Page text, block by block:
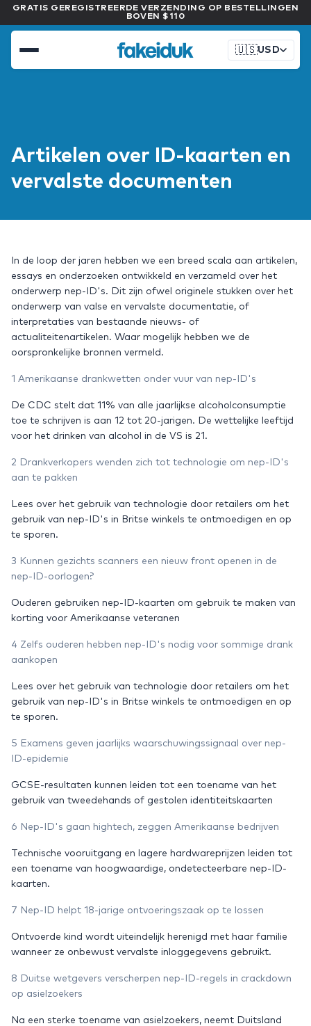
GRATIS GEREGISTREERDE VERZENDING OP BESTELLINGEN
BOVEN $110
🇺🇸USD
Artikelen over ID-kaarten en
vervalste documenten
In de loop der jaren hebben we een breed scala aan artikelen,
essays en onderzoeken ontwikkeld en verzameld over het
onderwerp nep-ID's. Dit zijn ofwel originele stukken over het
onderwerp van valse en vervalste documentatie, of
interpretaties van bestaande nieuws- of
actualiteitenartikelen. Waar mogelijk hebben we de
oorspronkelijke bronnen vermeld.
1 Amerikaanse drankwetten onder vuur van nep-ID's
De CDC stelt dat 11% van alle jaarlijkse alcoholconsumptie
toe te schrijven is aan 12 tot 20-jarigen. De wettelijke leeftijd
voor het drinken van alcohol in de VS is 21.
2 Drankverkopers wenden zich tot technologie om nep-ID's
aan te pakken
Lees over het gebruik van technologie door retailers om het
gebruik van nep-ID's in Britse winkels te ontmoedigen en op
te sporen.
3 Kunnen gezichts scanners een nieuw front openen in de
nep-ID-oorlogen?
Ouderen gebruiken nep-ID-kaarten om gebruik te maken van
korting voor Amerikaanse veteranen
4 Zelfs ouderen hebben nep-ID's nodig voor sommige drank
aankopen
Lees over het gebruik van technologie door retailers om het
gebruik van nep-ID's in Britse winkels te ontmoedigen en op
te sporen.
5 Examens geven jaarlijks waarschuwingssignaal over nep-
ID-epidemie
GCSE-resultaten kunnen leiden tot een toename van het
gebruik van tweedehands of gestolen identiteitskaarten
6 Nep-ID's gaan hightech, zeggen Amerikaanse bedrijven
Technische vooruitgang en lagere hardwareprijzen leiden tot
een toename van hoogwaardige, ondetecteerbare nep-ID-
kaarten.
7 Nep-ID helpt 18-jarige ontvoeringszaak op te lossen
Ontvoerde kind wordt uiteindelijk herenigd met haar familie
wanneer ze onbewust vervalste inloggegevens gebruikt.
8 Duitse wetgevers verscherpen nep-ID-regels in crackdown
op asielzoekers
Na een sterke toename van asielzoekers, neemt Duitsland